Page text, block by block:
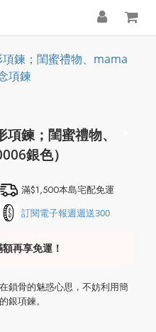
鍊；閨蜜禮物、
銀色）
滿$1,500本島宅配免運
訂閱電子報週週送300
再享免運！
鎖骨的魅惑心思，不妨利用簡
銀項鍊。